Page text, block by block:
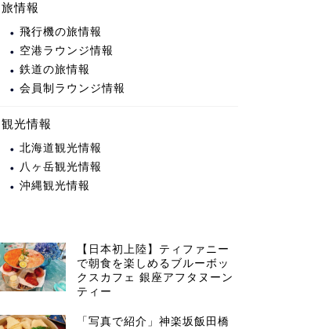
旅情報
飛行機の旅情報
空港ラウンジ情報
鉄道の旅情報
会員制ラウンジ情報
観光情報
北海道観光情報
八ヶ岳観光情報
沖縄観光情報
【日本初上陸】ティファニー
で朝食を楽しめるブルーボッ
クスカフェ 銀座アフタヌーン
ティー
「写真で紹介」神楽坂飯田橋